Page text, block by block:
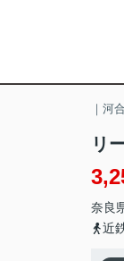
｜河
リ
奈良
近